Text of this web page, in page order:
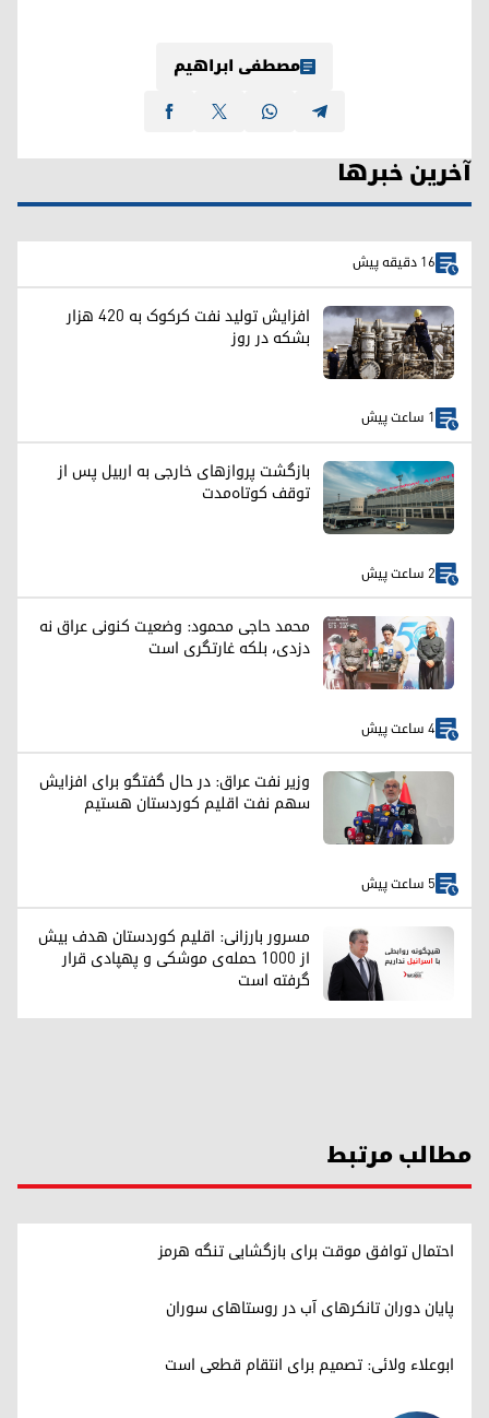
مصطفی ابراهیم
آخرین خبرها
16 دقیقه پیش
افزایش تولید نفت کرکوک به ۴۲۰ هزار
بشکه در روز
1 ساعت پیش
بازگشت پروازهای خارجی به اربیل پس از
توقف کوتاه‌مدت
2 ساعت پیش
محمد حاجی محمود: وضعیت کنونی عراق نه
دزدی، بلکه غارتگری است
4 ساعت پیش
وزیر نفت عراق: در حال گفتگو برای افزایش
سهم نفت اقلیم کوردستان هستیم
5 ساعت پیش
مسرور بارزانی: اقلیم کوردستان هدف بیش
از ۱۰۰۰ حمله‌ی موشکی و پهپادی قرار
گرفته است
مطالب مرتبط
احتمال توافق موقت برای بازگشایی تنگه هرمز
پایان دوران تانکرهای آب در روستاهای سوران
ابوعلاء ولائی: تصمیم برای انتقام قطعی است